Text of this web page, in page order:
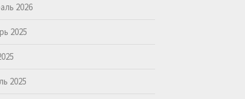
2026
2025
2025